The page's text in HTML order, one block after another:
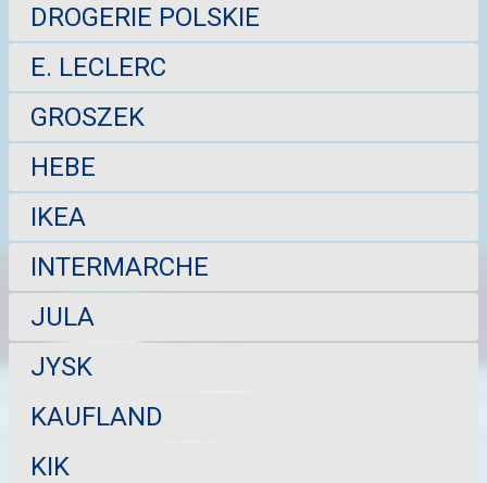
DROGERIE POLSKIE
E. LECLERC
GROSZEK
HEBE
IKEA
INTERMARCHE
JULA
JYSK
KAUFLAND
KIK